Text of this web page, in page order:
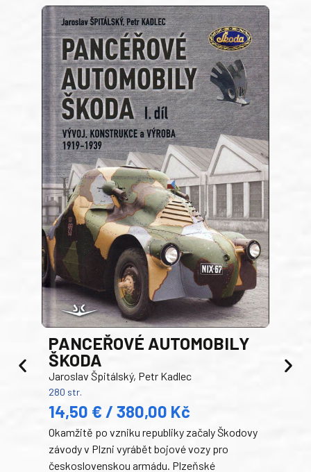
PANCEŘOVÉ AUTOMOBILY
ŠKODA
Jaroslav Špitálský, Petr Kadlec
280 str.
14,50 € / 380,00 Kč
Okamžitě po vzniku republiky začaly Škodovy
závody v Plzni vyrábět bojové vozy pro
československou armádu. Plzeňské